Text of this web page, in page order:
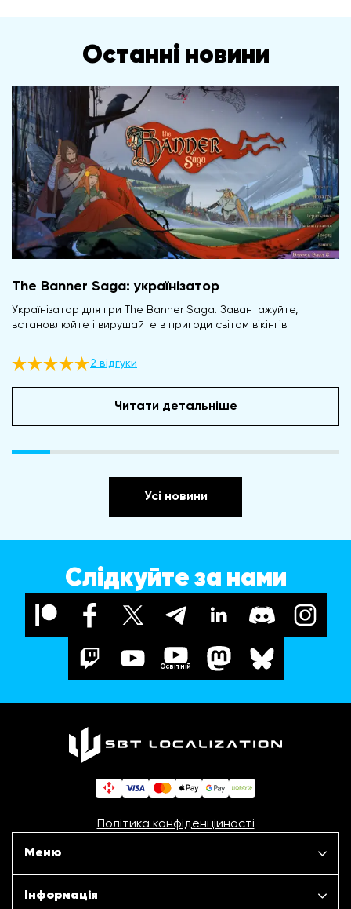
Останні новини
The Banner Saga: українізатор
Українізатор для гри The Banner Saga. Завантажуйте,
встановлюйте і вирушайте в пригоди світом вікінгів.
2 відгуки
Читати детальніше
Усі новини
Слідкуйте за нами
Освітній
Політика конфіденційності
Меню
Наші проєкти
Інформація